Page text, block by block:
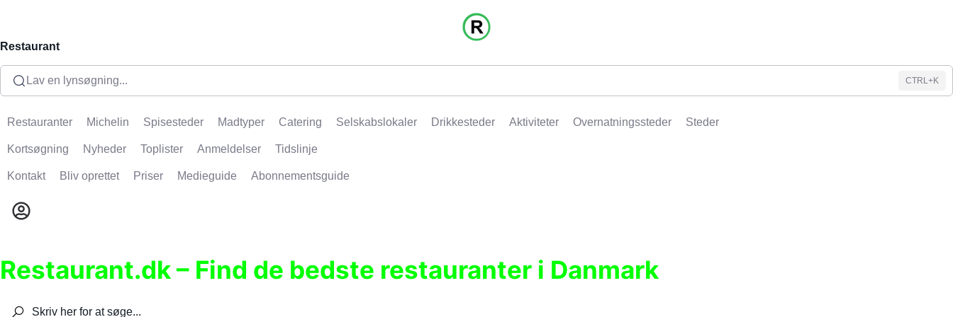
Restaurant
Lav en lynsøgning... CTRL+K
Restauranter Michelin Spisesteder Madtyper Catering Selskabslokaler Drikkesteder Aktiviteter Overnatningssteder Steder
Kortsøgning Nyheder Toplister Anmeldelser Tidslinje
Kontakt Bliv oprettet Priser Medieguide Abonnementsguide
Restaurant.dk – Find de bedste restauranter i Danmark